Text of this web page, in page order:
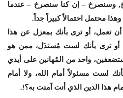
وسنصرخ – إن كنا سنصرخ – عندما
محتمل احتمالاً كبيراً جداً.
تعمل، أو ترى بأنك بمعزل عن هذا
أو ترى بأنك لست مُستذَل، ممن هو
واحد من المُهانين على أيدي
لست مسئولاً أمام الله، ولا أمام
هذا الدين الذي أنت آمنت به؟!.